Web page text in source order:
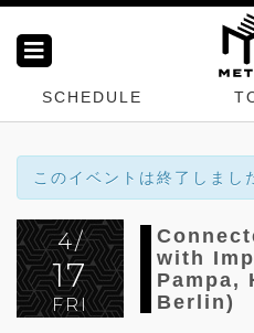
SCHEDULE
このイベントは終了しまし
4/
17
FRI
with
Pampa,
Berlin)